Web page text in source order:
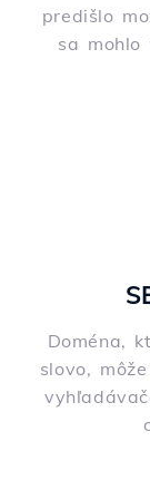
predišlo
sa mohlo
Doména,
slovo,